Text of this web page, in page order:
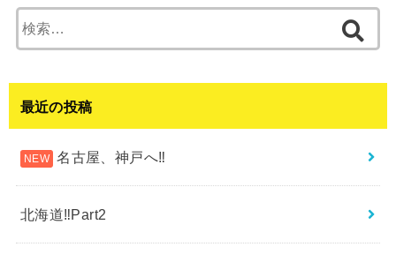
索:
最近の投稿
名古屋、神戸へ‼︎
北海道‼︎Part2